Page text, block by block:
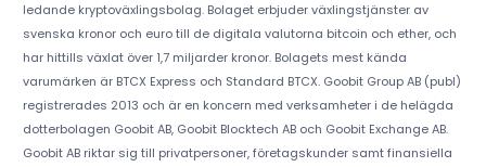
ledande kryptoväxlingsbolag. Bolaget erbjuder växlingstjänster av
svenska kronor och euro till de digitala valutorna bitcoin och ether, och
har hittills växlat över 1,7 miljarder kronor. Bolagets mest kända
varumärken är BTCX Express och Standard BTCX. Goobit Group AB (publ)
registrerades 2013 och är en koncern med verksamheter i de helägda
dotterbolagen Goobit AB, Goobit Blocktech AB och Goobit Exchange AB.
Goobit AB riktar sig till privatpersoner, företagskunder samt finansiella